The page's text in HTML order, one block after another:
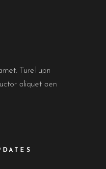
Turel upn
aliquet aen